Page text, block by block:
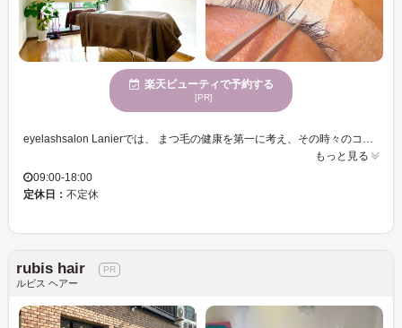
楽天ビューティで予約する
[PR]
eyelashsalon Lanierでは、 まつ毛の健康を第一に考え、その時々のコンディションに合わせたダメージレスな施術をご提供しています。 お一人おひとりの目元の個性を生かし、自然で上品な目元へ導くデザインをご提案。 ＜いつもまつ毛が美しい人＞と印象づける目元美を追求しています。 また、＜心身の健康の先に美がある＞＜冷えは万病のもと＞という理念のもと、火曜・日曜限定で温活メニューをご用意。 遠赤外線ドームで温活とデトックスを促し、冷え・むくみ・疲れを優しくケアします。 体の巡りを整えることで、まつ毛の美しさを支える土台づくりもサポート。 疲れがとれない、体調を崩しやすい、むくみやすい、慢性的な冷え性、便秘、太りやすい／痩せにくい、肩や腰の痛み、ストレスを感じている方にもおすすめです。ぜひ一度お試しください。 皆さまのご来店を心よりお待ちしております。
もっと見る
09:00-18:00
定休日： 不定休
rubis hair
ルビス ヘアー